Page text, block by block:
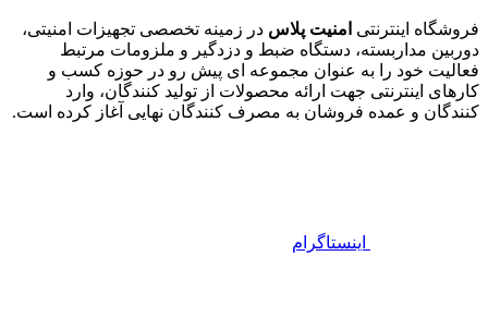
فروشگاه اینترنتی امنیت پلاس در زمینه تخصصی تجهیزات امنیتی،
دوربین مداربسته، دستگاه ضبط و دزدگیر و ملزومات مرتبط
فعالیت خود را به عنوان مجموعه ای پیش رو در حوزه کسب و
کارهای اینترنتی جهت ارائه محصولات از تولید کنندگان، وارد
کنندگان و عمده فروشان به مصرف کنندگان نهایی آغاز کرده است.
اینستاگرام